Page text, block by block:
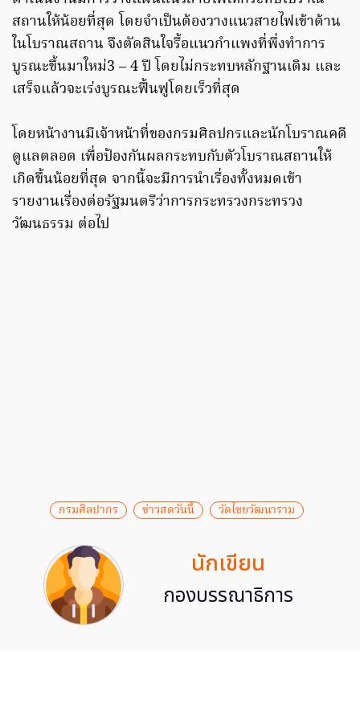
สถานให้น้อยที่สุด โดยจำเป็นต้องวางแนวสายไฟเข้าด้าน
ในโบราณสถาน จึงตัดสินใจรื้อแนวกำแพงที่พึ่งทำการ
บูรณะขึ้นมาใหม่3 – 4 ปี โดยไม่กระทบหลักฐานเดิม และ
เสร็จแล้วจะเร่งบูรณะฟื้นฟูโดยเร็วที่สุด
โดยหน้างานมีเจ้าหน้าที่ของกรมศิลปกรและนักโบราณคดี
ดูแลตลอด เพื่อป้องกันผลกระทบกับตัวโบราณสถานให้
เกิดขึ้นน้อยที่สุด จากนี้จะมีการนำเรื่องทั้งหมดเข้า
รายงานเรื่องต่อรัฐมนตรีว่าการกระทรวงกระทรวง
วัฒนธรรม ต่อไป
กรมศิลปากร ข่าวสดวันนี้ วัดไชยวัฒนาราม
นักเขียน
กองบรรณาธิการ